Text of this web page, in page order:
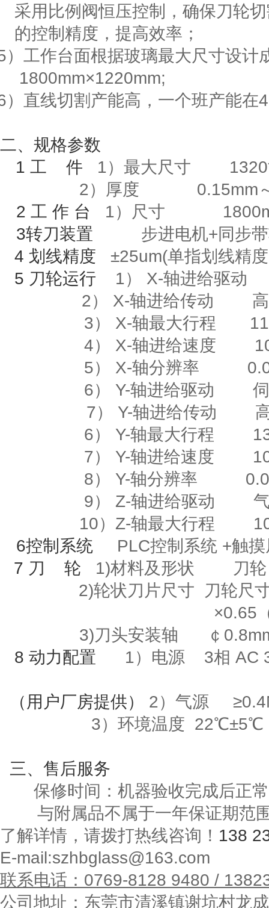
采用比例阀恒压控制，确保刀轮
的控制精度，提高效率；
）工作台面根据玻璃最大尺寸设计
1800mm×1220mm;
）直线切割产能高，一个班产能在
二、规格参数
1 工 件 1）最大尺寸
2）厚度
0.15mm
2工作 台 1）尺寸
3转刀装置 步进电机+同步
4划线精度 ±25um(单指划线精
5 刀轮运行 1） X-轴进给驱动
2）
X-轴进给传动
3）
X-轴最大行程
4）
X-轴进给速度
5）
X-轴分辨率
6）
Y-轴进给驱动
7） Y-轴进给传动
6）
Y-轴最大行程
7）
Y-轴进给速度
8）
Y-轴分辨率
9）
Z-轴进给驱动
10） Z-轴最大行程
6控制系统 PLC控制系统 +触
7 刀 轮 1)材料及形状
刀轮
2)轮状刀片尺寸
刀轮尺
×0.65
3)刀头安装轴
￠
8 动力配置 1）电源 3相 AC
（用户厂房提供） 2）气源 ≥
3）环境温度 22℃±5℃
三、售后服务
保修时间：机器验收完成后正
与附属品不属于一年保证期范
了解详情，请拨打热线咨询！ 138
E-mail:szhbglass@163.com
联系电话： 0769-8128 9480 /
公司地址：东莞市清溪镇谢坑村龙